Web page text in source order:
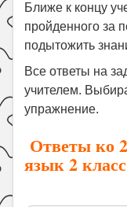
Ближе к концу
пройденного за
подытожить
Все ответы на
учителем.
упражнение.
Ответы ко
язык 2